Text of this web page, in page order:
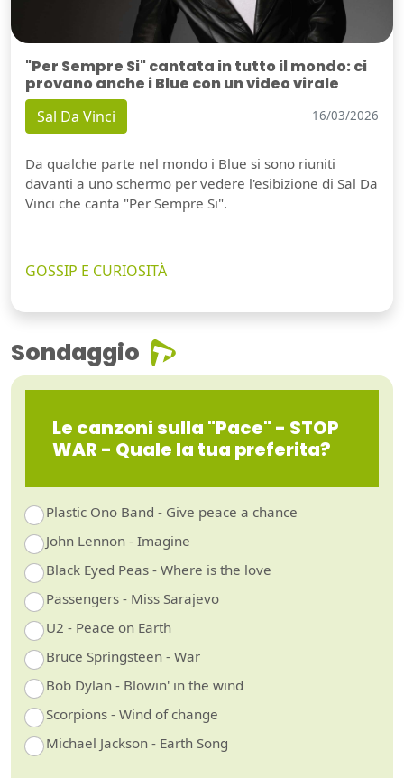
"Per Sempre Si" cantata in tutto il mondo: ci
provano anche i Blue con un video virale
Sal Da Vinci 16/03/2026
Da qualche parte nel mondo i Blue si sono riuniti
davanti a uno schermo per vedere l'esibizione di Sal Da
Vinci che canta "Per Sempre Si".
GOSSIP E CURIOSITÀ
Sondaggio
Le canzoni sulla "Pace" - STOP
WAR - Quale la tua preferita?
Plastic Ono Band - Give peace a chance
John Lennon - Imagine
Black Eyed Peas - Where is the love
Passengers - Miss Sarajevo
U2 - Peace on Earth
Bruce Springsteen - War
Bob Dylan - Blowin' in the wind
Scorpions - Wind of change
Michael Jackson - Earth Song